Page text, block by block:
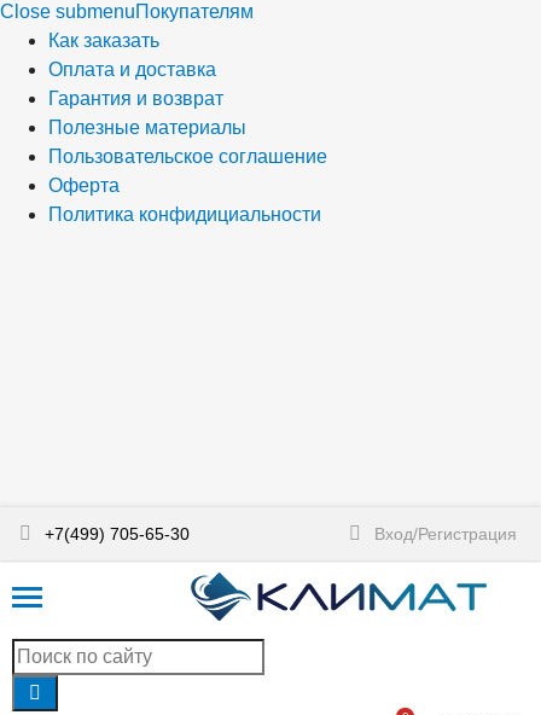
Close submenuПокупателям
Как заказать
Оплата и доставка
Гарантия и возврат
Полезные материалы
Пользовательское соглашение
Оферта
Политика конфидициальности
+7(499) 705-65-30 Вход/Регистрация